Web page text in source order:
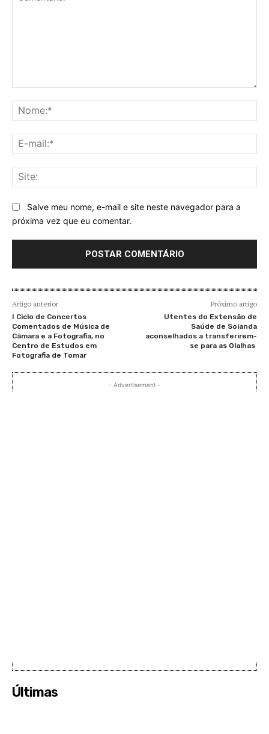
Salve meu nome, e-mail e site neste navegador para a
próxima vez que eu comentar.
Artigo anterior
I Ciclo de Concertos
Comentados de Música de
Câmara e a Fotografia, no
Centro de Estudos em
Fotografia de Tomar
Próximo artigo
Utentes do Extensão de
Saúde de Soianda
aconselhados a transferirem-
se para as Olalhas
- Advertisement -
Últimas